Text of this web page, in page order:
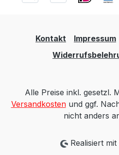
Kontakt Impressum
Alle Preise inkl. gesetzl.
Versandkostenund ggf.
nicht anders
Realisiert